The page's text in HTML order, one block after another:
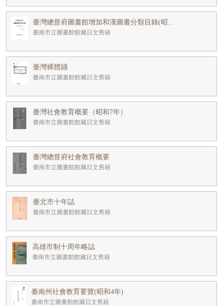
臺灣總督府圖書館增加和漢圖書分類目錄(昭...
臺南市立圖書館館藏日文舊籍
臺灣裸體踊
臺南市立圖書館館藏日文舊籍
臺灣社會教育概要（昭和7年）
臺南市立圖書館館藏日文舊籍
臺灣總督府社會教育概要
臺南市立圖書館館藏日文舊籍
臺北市十年誌
臺南市立圖書館館藏日文舊籍
高雄市制十周年略誌
臺南市立圖書館館藏日文舊籍
臺南州社會教育要覽(昭和4年)
臺南市立圖書館館藏日文舊籍